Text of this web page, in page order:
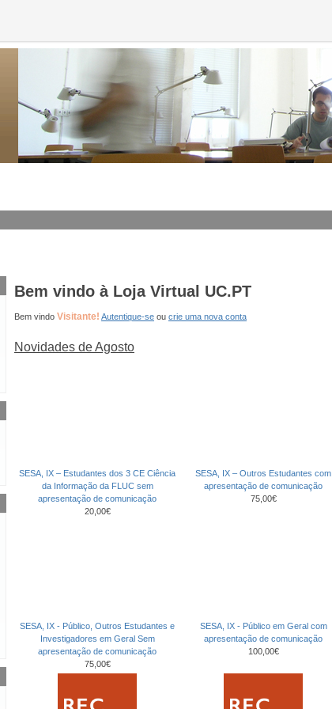
Bem vindo à Loja Virtual UC.PT
Bem vindo Visitante! Autentique-se ou crie uma nova conta
Novidades de Agosto
SESA, IX – Estudantes dos 3 CE Ciência
da Informação da FLUC sem
apresentação de comunicação
20,00€
SESA, IX – Outros Estudantes com
apresentação de comunicação
75,00€
SESA, IX - Público, Outros Estudantes e
Investigadores em Geral Sem
apresentação de comunicação
75,00€
SESA, IX - Público em Geral com
apresentação de comunicação
100,00€